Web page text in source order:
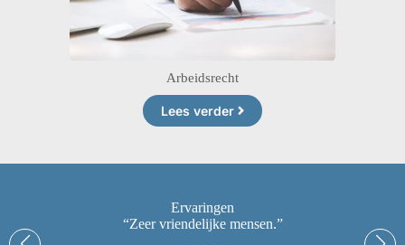
Arbeidsrecht
Lees verder
Ervaringen
“Zeer vriendelijke mensen.”